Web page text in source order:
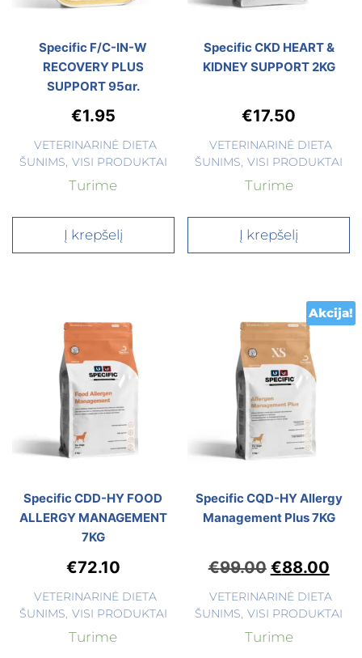
Specific F/C-IN-W
RECOVERY PLUS
SUPPORT 95gr.
€1.95
VETERINARINĖ DIETA
ŠUNIMS VISI PRODUKTAI
Turime
Į krepšelį
Specific CKD HEART &
KIDNEY SUPPORT 2KG
€17.50
VETERINARINĖ DIETA
ŠUNIMS VISI PRODUKTAI
Turime
Į krepšelį
Specific CDD-HY FOOD
ALLERGY MANAGEMENT
7KG
€72.10
VETERINARINĖ DIETA
ŠUNIMS VISI PRODUKTAI
Turime
Akcija!
Specific CQD-HY Allergy
Management Plus 7KG
€99.00 €88.00
VETERINARINĖ DIETA
ŠUNIMS VISI PRODUKTAI
Turime